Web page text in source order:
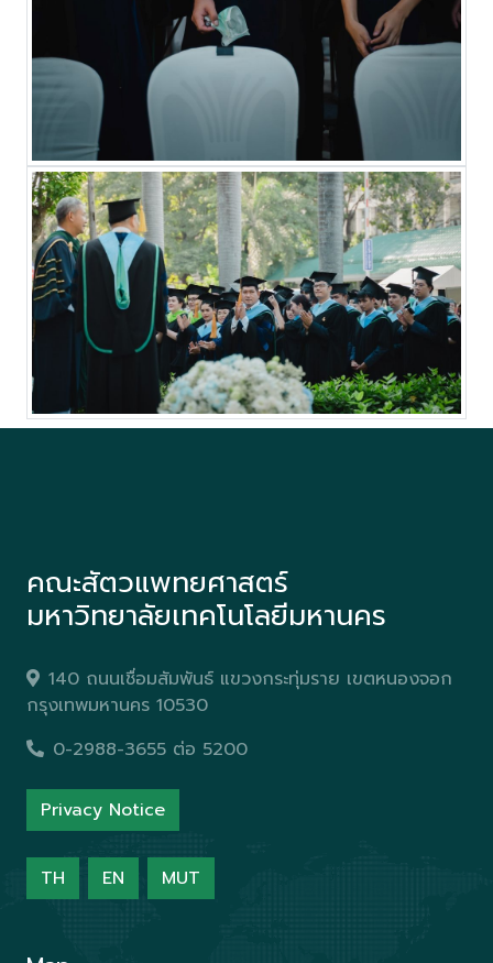
คณะสัตวแพทยศาสตร์
มหาวิทยาลัยเทคโนโลยีมหานคร
140 ถนนเชื่อมสัมพันธ์ แขวงกระทุ่มราย เขตหนองจอก
กรุงเทพมหานคร 10530
0-2988-3655 ต่อ 5200
Privacy Notice
TH EN MUT